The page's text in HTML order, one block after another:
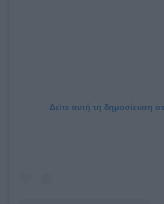
Δείτε αυτή τη δημοσίευση